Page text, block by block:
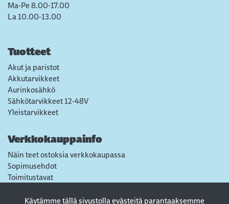
Käytämme tällä sivustolla evästeitä parantaaksemme
Ma-Pe 8.00-17.00
La 10.00-13.00
Tuotteet
Akut ja paristot
Akkutarvikkeet
Aurinkosähkö
Sähkötarvikkeet 12-48V
Yleistarvikkeet
Verkkokauppainfo
Näin teet ostoksia verkkokaupassa
Sopimusehdot
Toimitustavat
Tietosuojaseloste